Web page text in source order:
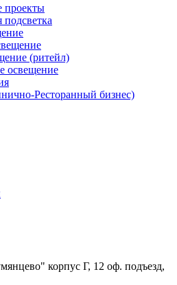
проекты
подсветка
(ритейл)
освещение
Ресторанный бизнес)
корпус Г, 12 оф. подъезд,